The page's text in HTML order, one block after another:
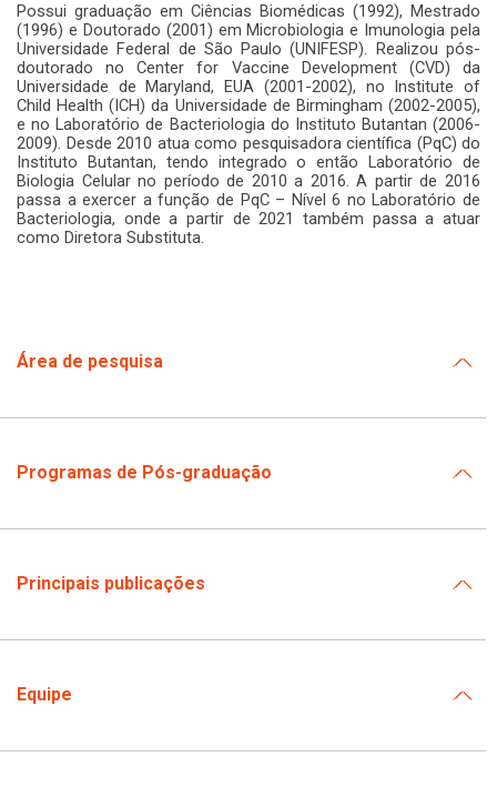
Possui graduação em Ciências Biomédicas (1992), Mestrado
(1996) e Doutorado (2001) em Microbiologia e Imunologia pela
Universidade Federal de São Paulo (UNIFESP). Realizou pós-
doutorado no Center for Vaccine Development (CVD) da
Universidade de Maryland, EUA (2001-2002), no Institute of
Child Health (ICH) da Universidade de Birmingham (2002-2005),
e no Laboratório de Bacteriologia do Instituto Butantan (2006-
2009). Desde 2010 atua como pesquisadora científica (PqC) do
Instituto Butantan, tendo integrado o então Laboratório de
Biologia Celular no período de 2010 a 2016. A partir de 2016
passa a exercer a função de PqC – Nível 6 no Laboratório de
Bacteriologia, onde a partir de 2021 também passa a atuar
como Diretora Substituta.
Área de pesquisa
Programas de Pós-graduação
Principais publicações
Equipe